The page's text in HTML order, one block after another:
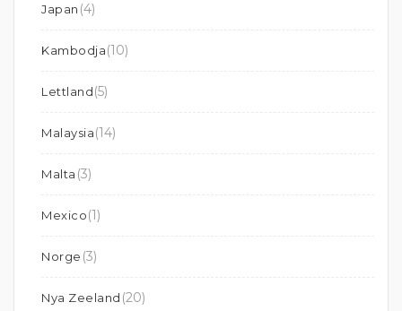
Japan (4)
Kambodja(10)
Lettland(5)
Malaysia(14)
Malta (3)
Mexico(1)
Norge (3)
Nya Zeeland (20)